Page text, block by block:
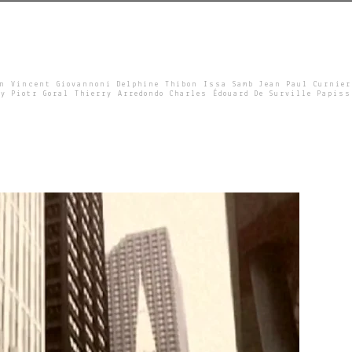
Vincent Giovannoni Delphine Thibon Issa Samb Jean Paul Curnier
Piotr Goral Thierry Arredondo Charles Édouard De Surville Papiss